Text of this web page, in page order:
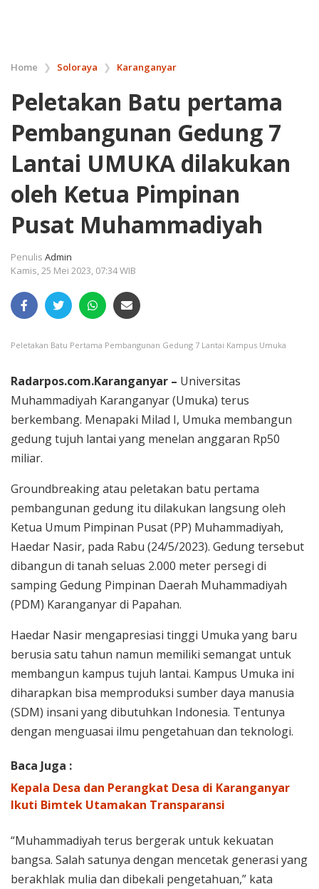
Home ❯ Soloraya ❯ Karanganyar
Peletakan Batu pertama
Pembangunan Gedung 7
Lantai UMUKA dilakukan
oleh Ketua Pimpinan
Pusat Muhammadiyah
Penulis Admin
Kamis, 25 Mei 2023, 07:34 WIB
Peletakan Batu Pertama Pembangunan Gedung 7 Lantai Kampus Umuka
Radarpos.com.Karanganyar – Universitas
Muhammadiyah Karanganyar (Umuka) terus
berkembang. Menapaki Milad I, Umuka membangun
gedung tujuh lantai yang menelan anggaran Rp50
miliar.
Groundbreaking atau peletakan batu pertama
pembangunan gedung itu dilakukan langsung oleh
Ketua Umum Pimpinan Pusat (PP) Muhammadiyah,
Haedar Nasir, pada Rabu (24/5/2023). Gedung tersebut
dibangun di tanah seluas 2.000 meter persegi di
samping Gedung Pimpinan Daerah Muhammadiyah
(PDM) Karanganyar di Papahan.
Haedar Nasir mengapresiasi tinggi Umuka yang baru
berusia satu tahun namun memiliki semangat untuk
membangun kampus tujuh lantai. Kampus Umuka ini
diharapkan bisa memproduksi sumber daya manusia
(SDM) insani yang dibutuhkan Indonesia. Tentunya
dengan menguasai ilmu pengetahuan dan teknologi.
Baca Juga :
Kepala Desa dan Perangkat Desa di Karanganyar
Ikuti Bimtek Utamakan Transparansi
“Muhammadiyah terus bergerak untuk kekuatan
bangsa. Salah satunya dengan mencetak generasi yang
berakhlak mulia dan dibekali pengetahuan,” kata